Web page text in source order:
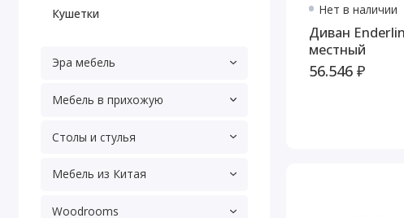
Кушетки
Эра мебель
Мебель в прихожую
Столы и стулья
Мебель из Китая
Woodrooms
Нет в наличии
Диван
местный
56.546 ₽